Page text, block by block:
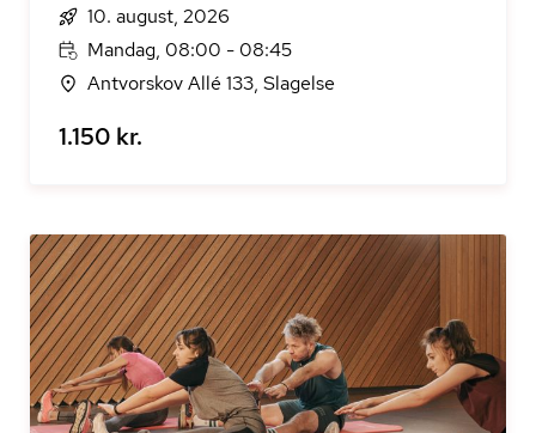
10. august, 2026
Mandag, 08:00 - 08:45
Antvorskov Allé 133, Slagelse
1.150 kr.